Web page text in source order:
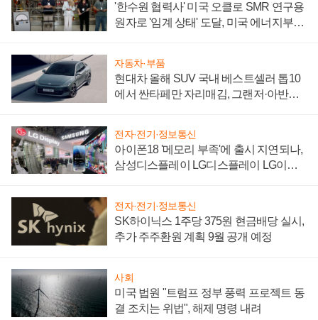
'한수원 협력사' 미국 오클로 SMR 연구용
원자로 '임계 상태' 도달, 미국 에너지부
자동차·부품
현대차 올해 SUV 국내 베스트셀러 톱10
에서 싼타페만 자리매김, 그랜저·아반떼
전자·전기·정보통신
아이폰18 '메모리 부족'에 출시 지연되나,
삼성디스플레이 LG디스플레이 LG이노
전자·전기·정보통신
SK하이닉스 1주당 375원 현금배당 실시,
추가 주주환원 계획 9월 공개 예정
사회
미국 법원 "트럼프 정부 풍력 프로젝트 동
결 조치는 위법", 해제 명령 내려